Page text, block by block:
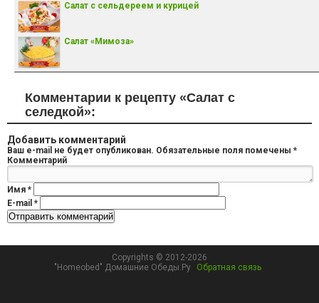
Салат с сельдереем и курицей
Салат «Мимоза»
Комментарии к рецепту «Салат с
селедкой»:
Добавить комментарий
Ваш e-mail не будет опубликован. Обязательные поля помечены *
Комментарий
Имя *
E-mail *
Copyrights © 2012-2026
"Homeobed" Домашние Обеды.Ру
Обратная связь